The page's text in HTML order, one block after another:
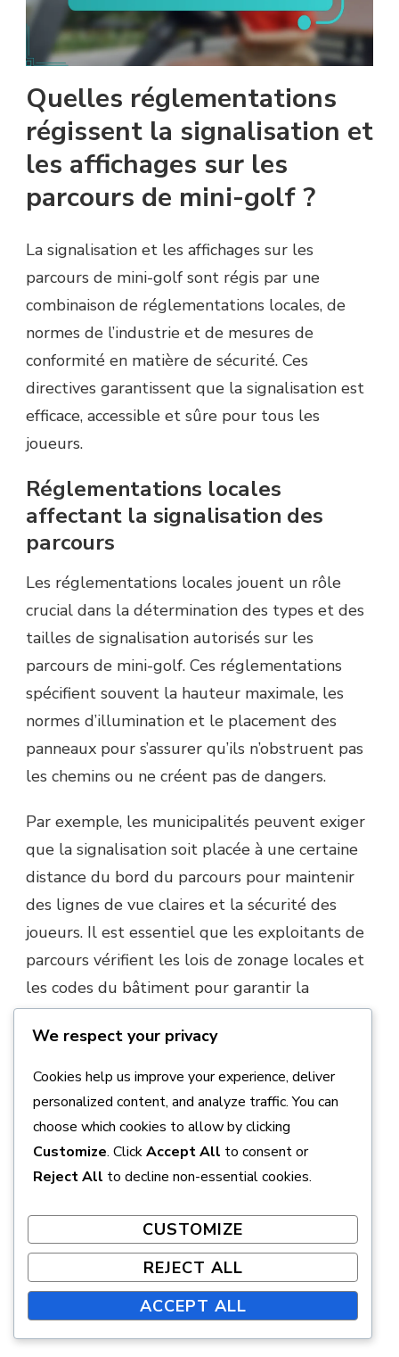
Quelles réglementations
régissent la signalisation et
les affichages sur les
parcours de mini-golf ?
La signalisation et les affichages sur les
parcours de mini-golf sont régis par une
combinaison de réglementations locales, de
normes de l’industrie et de mesures de
conformité en matière de sécurité. Ces
directives garantissent que la signalisation est
efficace, accessible et sûre pour tous les
joueurs.
Réglementations locales
affectant la signalisation des
parcours
Les réglementations locales jouent un rôle
crucial dans la détermination des types et des
tailles de signalisation autorisés sur les
parcours de mini-golf. Ces réglementations
spécifient souvent la hauteur maximale, les
normes d’illumination et le placement des
panneaux pour s’assurer qu’ils n’obstruent pas
les chemins ou ne créent pas de dangers.
Par exemple, les municipalités peuvent exiger
que la signalisation soit placée à une certaine
distance du bord du parcours pour maintenir
des lignes de vue claires et la sécurité des
joueurs. Il est essentiel que les exploitants de
parcours vérifient les lois de zonage locales et
les codes du bâtiment pour garantir la
conformité.
exigences spécifiques concernant les matériaux
de signalisation, promouvant l’utilisation
d’options respectueuses de l’environnement.
Cela peut inclure l’utilisation de matériaux
l’éblouissement et améliorent la visibilité.
Normes de l’industrie pour la
visibilité et la lisibilité de la
signalisation
We respect your privacy
Cookies help us improve your experience, deliver
personalized content, and analyze traffic. You can
choose which cookies to allow by clicking
Customize. ClickAccept All to consent or
Reject All to decline non-essential cookies.
CUSTOMIZE
REJECT ALL
ACCEPT ALL